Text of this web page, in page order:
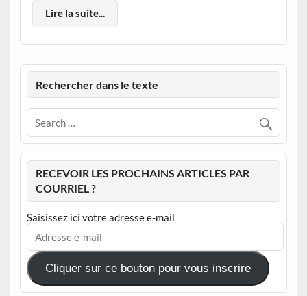
Lire la suite...
Rechercher dans le texte
RECEVOIR LES PROCHAINS ARTICLES PAR
COURRIEL ?
Saisissez ici votre adresse e-mail
Adresse
mail
Cliquer sur ce bouton pour vous inscrire